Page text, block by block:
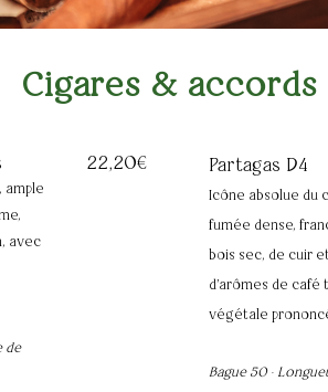
Cigares & accords
ample
avec
de
22,20€ Partagas D4
Icône absolue du
fumée dense,
bois sec, de cuir
d'arômes de
végétale
Bague 50 ·